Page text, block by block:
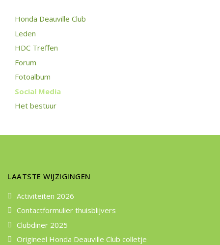
Honda Deauville Club
Leden
HDC Treffen
Forum
Fotoalbum
Social Media
Het bestuur
LAATSTE WIJZIGINGEN
Activiteiten 2026
Contactformulier thuisblijvers
Clubdiner 2025
Origineel Honda Deauville Club colletje